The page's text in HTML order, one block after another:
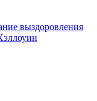
выздоровления